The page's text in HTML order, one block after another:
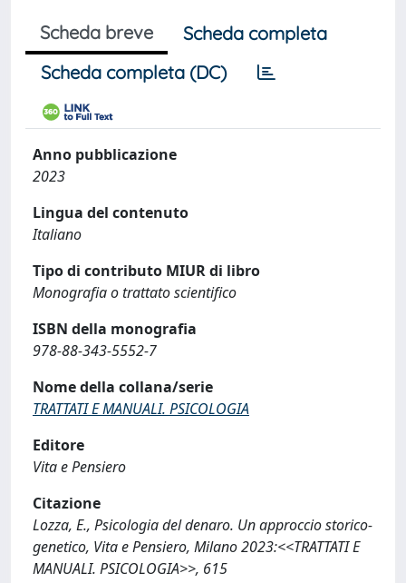
Scheda breve
Scheda completa
Scheda completa (DC)
Anno pubblicazione
2023
Lingua del contenuto
Italiano
Tipo di contributo MIUR di libro
Monografia o trattato scientifico
ISBN della monografia
978-88-343-5552-7
Nome della collana/serie
TRATTATI E MANUALI. PSICOLOGIA
Editore
Vita e Pensiero
Citazione
Lozza, E., Psicologia del denaro. Un approccio storico-
genetico, Vita e Pensiero, Milano 2023:<<TRATTATI E
MANUALI. PSICOLOGIA>>, 615